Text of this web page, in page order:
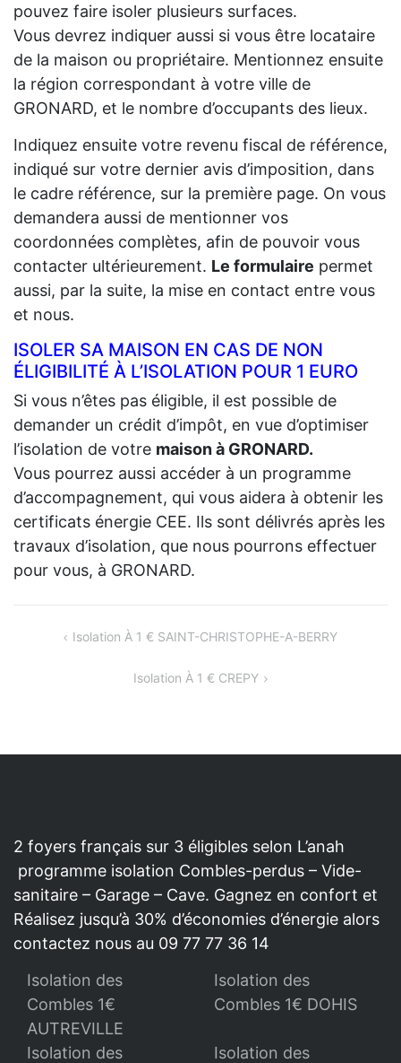
pouvez faire isoler plusieurs surfaces.
Vous devrez indiquer aussi si vous être locataire
de la maison ou propriétaire. Mentionnez ensuite
la région correspondant à votre ville de
GRONARD, et le nombre d’occupants des lieux.
Indiquez ensuite votre revenu fiscal de référence,
indiqué sur votre dernier avis d’imposition, dans
le cadre référence, sur la première page. On vous
demandera aussi de mentionner vos
coordonnées complètes, afin de pouvoir vous
contacter ultérieurement. Le formulaire permet
aussi, par la suite, la mise en contact entre vous
et nous.
ISOLER SA MAISON EN CAS DE NON
ÉLIGIBILITÉ À L’ISOLATION POUR 1 EURO
Si vous n’êtes pas éligible, il est possible de
demander un crédit d’impôt, en vue d’optimiser
l’isolation de votre maison à GRONARD.
Vous pourrez aussi accéder à un programme
d’accompagnement, qui vous aidera à obtenir les
certificats énergie CEE. Ils sont délivrés après les
travaux d’isolation, que nous pourrons effectuer
pour vous, à GRONARD.
NAVIGATIONIsolation À 1 € SAINT-CHRISTOPHE-A-BERRY
Isolation À 1 € CREPY
2 foyers français sur 3 éligibles selon L’anah
programme isolation Combles-perdus – Vide-
sanitaire – Garage – Cave. Gagnez en confort et
Réalisez jusqu’à 30% d’économies d’énergie alors
contactez nous au 09 77 77 36 14
Isolation des
Combles 1€
AUTREVILLE
Isolation des
Combles 1€ DOHIS
Isolation des Isolation des